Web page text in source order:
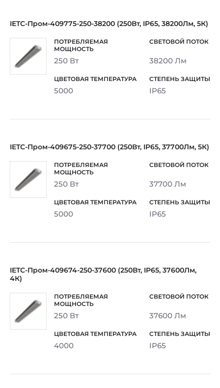
IETC-Пром-409775-250-38200 (250Вт, IP65, 38200Лм, 5К)
250 Вт 38200 Лм
5000 IP65
IETC-Пром-409675-250-37700 (250Вт, IP65, 37700Лм, 5К)
250 Вт 37700 Лм
5000 IP65
IETC-Пром-409674-250-37600 (250Вт, IP65, 37600Лм,
4К)
250 Вт 37600 Лм
4000 IP65